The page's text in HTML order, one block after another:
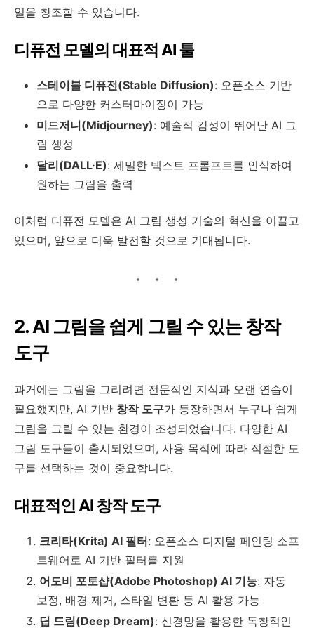
일을 창조할 수 있습니다.
디퓨전 모델의 대표적 AI 툴
스테이블 디퓨전(Stable Diffusion): 오픈소스 기반
으로 다양한 커스터마이징이 가능
미드저니(Midjourney): 예술적 감성이 뛰어난 AI 그
림 생성
달리(DALL·E): 세밀한 텍스트 프롬프트를 인식하여
원하는 그림을 출력
이처럼 디퓨전 모델은 AI 그림 생성 기술의 혁신을 이끌고
있으며, 앞으로 더욱 발전할 것으로 기대됩니다.
2. AI 그림을 쉽게 그릴 수 있는 창작
도구
과거에는 그림을 그리려면 전문적인 지식과 오랜 연습이
필요했지만, AI 기반 창작 도구가 등장하면서 누구나 쉽게
그림을 그릴 수 있는 환경이 조성되었습니다. 다양한 AI
그림 도구들이 출시되었으며, 사용 목적에 따라 적절한 도
구를 선택하는 것이 중요합니다.
대표적인 AI 창작 도구
크리타(Krita) AI 필터: 오픈소스 디지털 페인팅 소프
트웨어로 AI 기반 필터를 지원
어도비 포토샵(Adobe Photoshop) AI 기능: 자동
보정, 배경 제거, 스타일 변환 등 AI 활용 가능
딥 드림(Deep Dream): 신경망을 활용한 독창적인